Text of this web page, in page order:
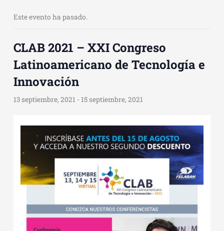
Este evento ha pasado.
CLAB 2021 – XXI Congreso
Latinoamericano de Tecnología e
Innovación
13 septiembre, 2021 - 15 septiembre, 2021